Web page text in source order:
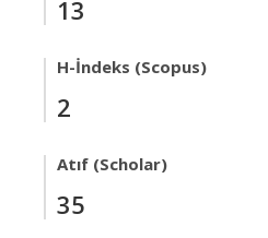
13
H-İndeks (Scopus)
2
Atıf (Scholar)
35